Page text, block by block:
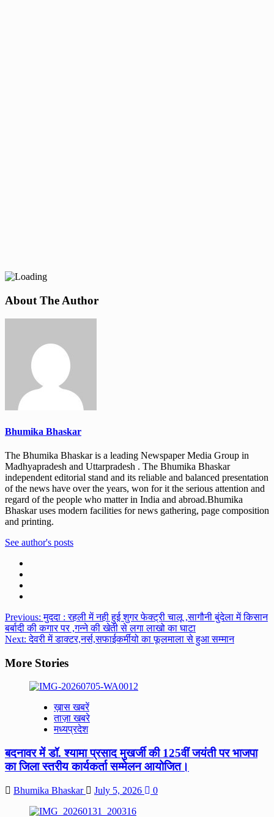
About The Author
Bhumika Bhaskar
The Bhumika Bhaskar is a leading Newspaper Media Group in
Madhyapradesh and Uttarpradesh . The Bhumika Bhaskar
independent editorial stand and its reliable and balanced presentation
of the news have over the years, won for it the serious attention and
regard of the people who matter in India and abroad.Bhumika
Bhaskar uses modern facilities for news gathering, page composition
and printing.
See author's posts
Post
navigation
Previous:मुददा : रहली में नही हुई शुगर फेक्ट्री चालू ,सागौनी बुंदेला में किसान
बर्बादी की कगार पर ,गन्ने की खेती से लगा लाखो का घाटा
Next:देवरी में डाक्टर,नर्स,सफाईकर्मीयो का फूलमाला से हुआ सम्मान
More Stories
ख़ास खबरें
ताज़ा खबरे
मध्यप्रदेश
बदनावर में डॉ. श्यामा प्रसाद मुखर्जी की 125वीं जयंती पर भाजपा
का जिला स्तरीय कार्यकर्ता सम्मेलन आयोजित।
Bhumika Bhaskar July 5, 2026 0